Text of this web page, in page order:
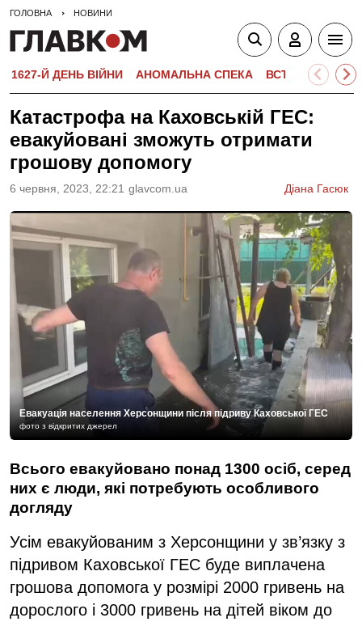
ГОЛОВНА НОВИНИ
1627-Й ДЕНЬ ВІЙНИ АНОМАЛЬНА СПЕКА ВСТУПНА
Катастрофа на Каховській ГЕС:
евакуйовані зможуть отримати
грошову допомогу
6 червня, 2023, 22:21 glavcom.ua Діана Гасюк
Евакуація населення Херсонщини після підриву Каховської ГЕС
фото з відкритих джерел
Всього евакуйовано понад 1300 осіб, серед
них є люди, які потребують особливого
догляду
Усім евакуйованим з Херсонщини у зв’язку з
підривом Каховської ГЕС буде виплачена
грошова допомога у розмірі 2000 гривень на
дорослого і 3000 гривень на дітей віком до